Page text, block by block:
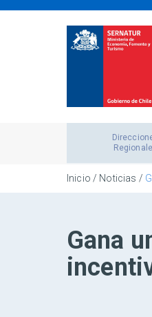
Inicio / Noticias /
Gana